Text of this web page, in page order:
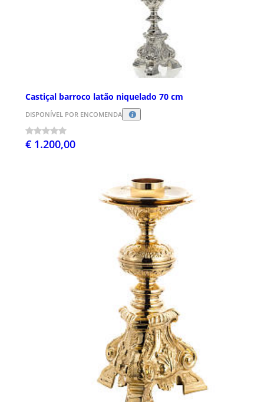
Castiçal barroco latão niquelado 70 cm
DISPONÍVEL POR ENCOMENDA
€ 1.200,00